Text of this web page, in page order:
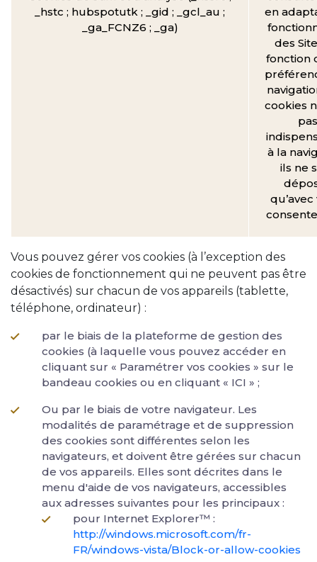
_hstc ; hubspotutk ; _gid ; _gcl_au ;
_ga_FCNZ6 ; _ga)
en
des
fonction
cookies
pas
à la
ils ne
Vous pouvez gérer vos cookies (à l’exception des
cookies de fonctionnement qui ne peuvent pas être
désactivés) sur chacun de vos appareils (tablette,
téléphone, ordinateur) :
par le biais de la plateforme de gestion des
cookies (à laquelle vous pouvez accéder en
cliquant sur « Paramétrer vos cookies » sur le
bandeau cookies ou en cliquant « ICI » ;
Ou par le biais de votre navigateur. Les
modalités de paramétrage et de suppression
des cookies sont différentes selon les
navigateurs, et doivent être gérées sur chacun
de vos appareils. Elles sont décrites dans le
menu d'aide de vos navigateurs, accessibles
aux adresses suivantes pour les principaux :
pour Internet Explorer™ :
http://windows.microsoft.com/fr-
FR/windows-vista/Block-or-allow-cookies